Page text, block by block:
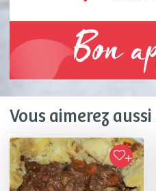
Bon
Vous aimerez aussi